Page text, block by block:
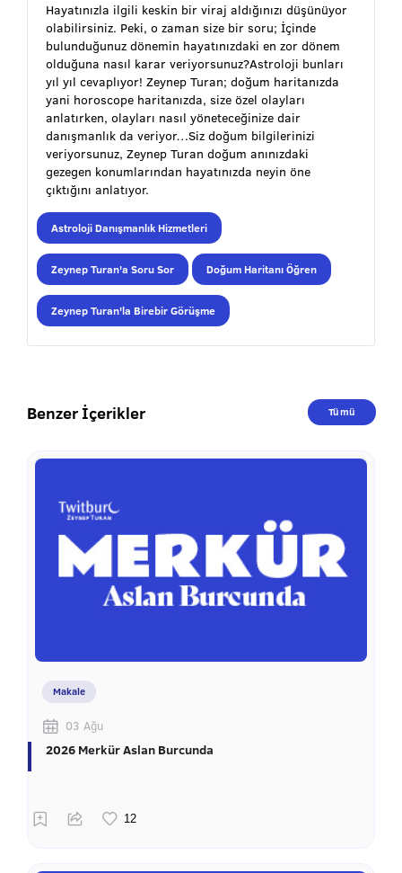
Hayatınızla ilgili keskin bir viraj aldığınızı düşünüyor
olabilirsiniz. Peki, o zaman size bir soru; İçinde
bulunduğunuz dönemin hayatınızdaki en zor dönem
olduğuna nasıl karar veriyorsunuz?Astroloji bunları
yıl yıl cevaplıyor! Zeynep Turan; doğum haritanızda
yani horoscope haritanızda, size özel olayları
anlatırken, olayları nasıl yöneteceğinize dair
danışmanlık da veriyor…Siz doğum bilgilerinizi
veriyorsunuz, Zeynep Turan doğum anınızdaki
gezegen konumlarından hayatınızda neyin öne
çıktığını anlatıyor.
Astroloji Danışmanlık Hizmetleri
Zeynep Turan'a Soru Sor Doğum Haritanı Öğren
Zeynep Turan'la Birebir Görüşme
Benzer İçerikler Tümü
Makale
03 Ağu
2026 Merkür Aslan Burcunda